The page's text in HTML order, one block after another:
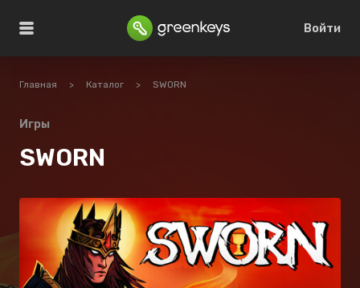
Войти
Главная > Каталог > SWORN
Игры
SWORN